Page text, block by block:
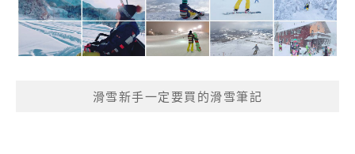
滑雪新手一定要買的滑雪筆記